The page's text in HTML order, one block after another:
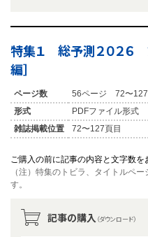
特集１ 総予測２０２６
編］
ページ数
56ページ 72〜
形式
PDFファイル形式
雑誌掲載位置
72〜127頁目
ご購入の前に記事の内容と文字数を
（注）特集のトビラ、タイトルペ
す。
記事の購入 （ダウンロード）